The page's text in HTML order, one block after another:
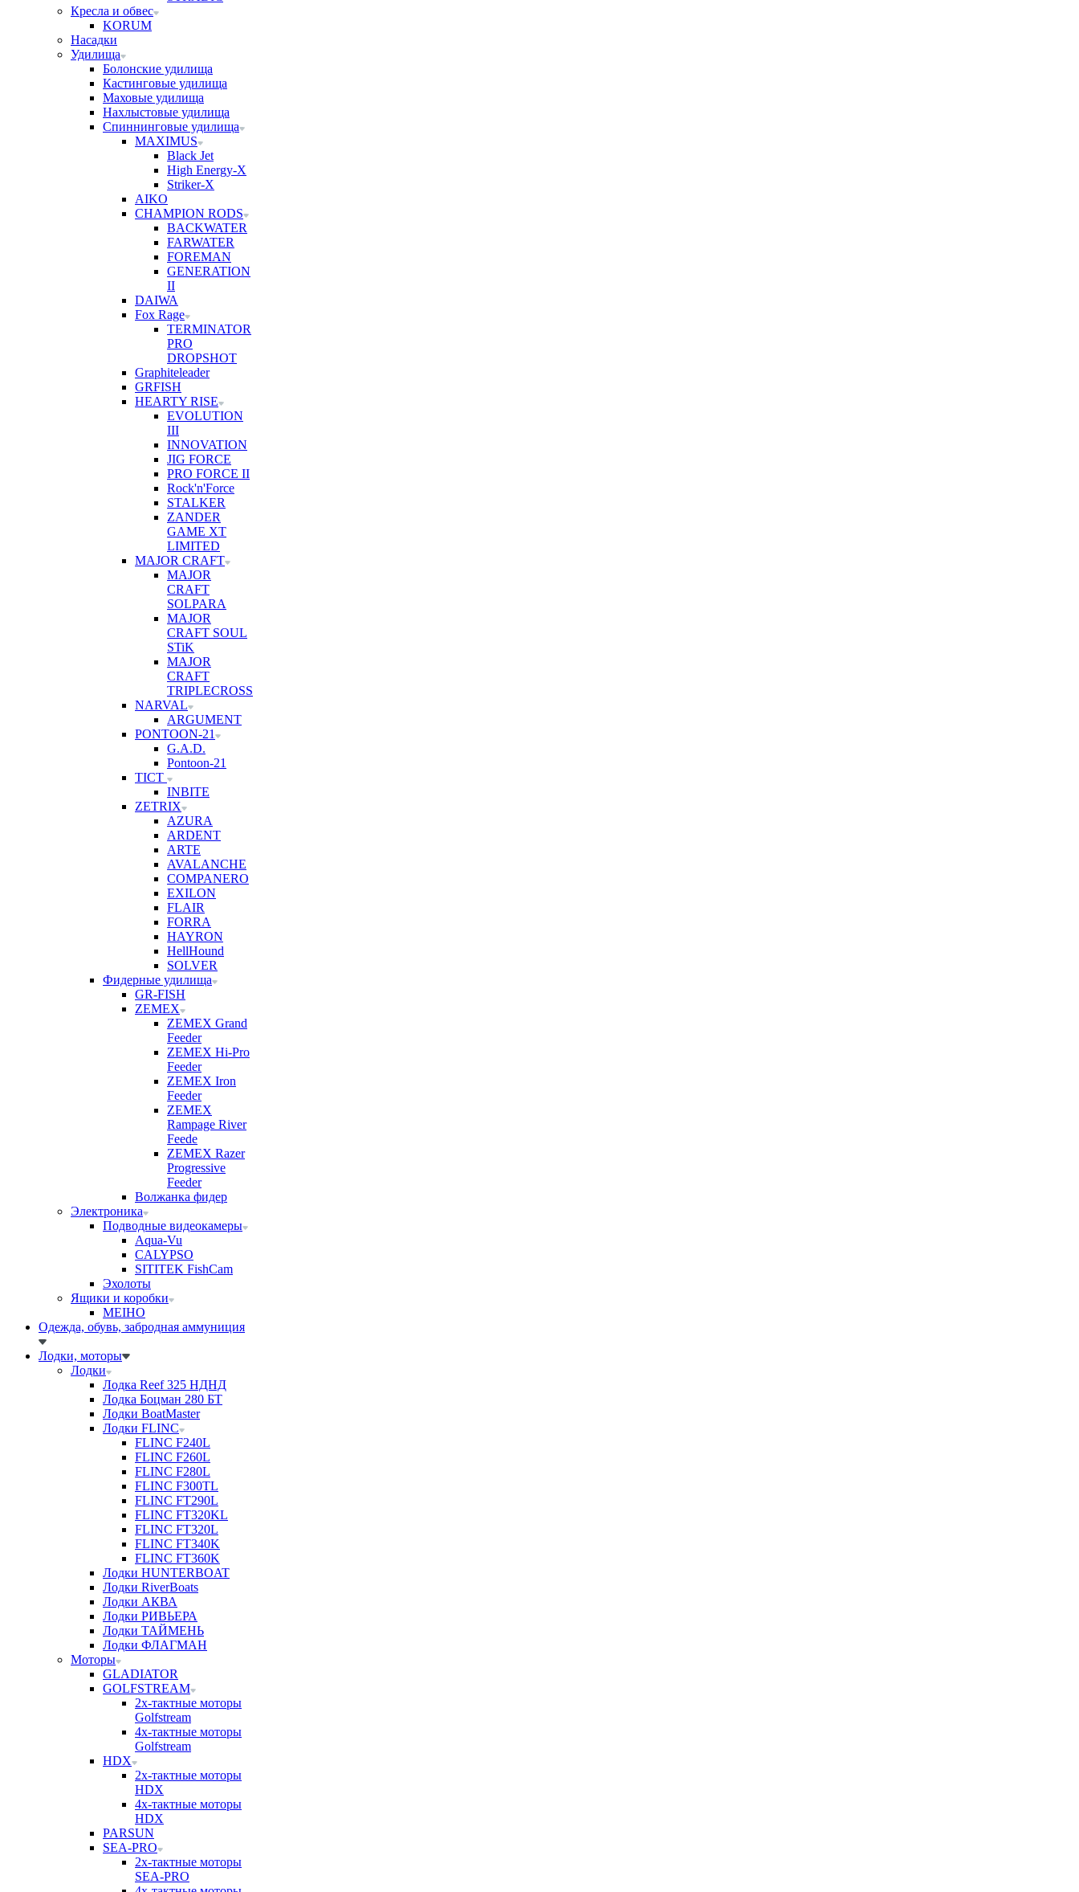
Кресла и обвес
KORUM
Насадки
Удилища
Болонские удилища
Кастинговые удилища
Маховые удилища
Нахлыстовые удилища
Спиннинговые удилища
MAXIMUS
Black Jet
High Energy-X
Striker-X
AIKO
CHAMPION RODS
BACKWATER
FARWATER
FOREMAN
GENERATION
II
DAIWA
Fox Rage
TERMINATOR
PRO
DROPSHOT
Graphiteleader
GRFISH
HEARTY RISE
EVOLUTION
III
INNOVATION
JIG FORCE
PRO FORCE II
Rock'n'Force
STALKER
ZANDER
GAME XT
LIMITED
MAJOR CRAFT
MAJOR
CRAFT
SOLPARA
MAJOR
CRAFT SOUL
STiK
MAJOR
CRAFT
TRIPLECROSS
NARVAL
ARGUMENT
PONTOON-21
G.A.D.
Pontoon-21
TICT
INBITE
ZETRIX
AZURA
ARDENT
ARTE
AVALANCHE
COMPANERO
EXILON
FLAIR
FORRA
HAYRON
HellHound
SOLVER
Фидерные удилища
GR-FISH
ZEMEX
ZEMEX Grand
Feeder
ZEMEX Hi-Pro
Feeder
ZEMEX Iron
Feeder
ZEMEX
Rampage River
Feede
ZEMEX Razer
Progressive
Feeder
Волжанка фидер
Электроника
Подводные видеокамеры
Aqua-Vu
CALYPSO
SITITEK FishCam
Эхолоты
Ящики и коробки
MEIHO
Одежда, обувь, забродная аммуниция
Лодки, моторы
Лодки
Лодка Reef 325 НДНД
Лодка Боцман 280 БТ
Лодки BoatMaster
Лодки FLINC
FLINC F240L
FLINC F260L
FLINC F280L
FLINC F300TL
FLINC FT290L
FLINC FT320KL
FLINC FT320L
FLINC FT340K
FLINC FT360K
Лодки HUNTERBOAT
Лодки RiverBoats
Лодки АКВА
Лодки РИВЬЕРА
Лодки ТАЙМЕНЬ
Лодки ФЛАГМАН
Моторы
GLADIATOR
GOLFSTREAM
2х-тактные моторы
Golfstream
4х-тактные моторы
Golfstream
HDX
2х-тактные моторы
HDX
4х-тактные моторы
HDX
PARSUN
SEA-PRO
2х-тактные моторы
SEA-PRO